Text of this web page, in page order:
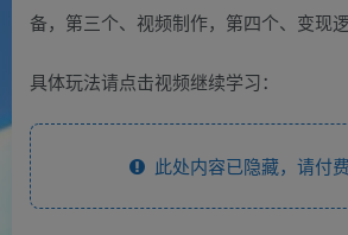
备，第三个、视频制作，第四个、变现逻
具体玩法请点击视频继续学习：
此处内容已隐藏，请付